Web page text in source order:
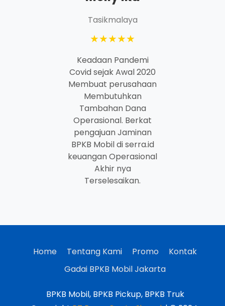
Tasikmalaya
★★★★★
Keadaan Pandemi
Covid sejak Awal 2020
Membuat perusahaan
Membutuhkan
Tambahan Dana
Operasional. Berkat
pengajuan Jaminan
BPKB Mobil di serra.id
keuangan Operasional
Akhir nya
Terselesaikan.
Home Tentang Kami Promo
Kontak
Gadai BPKB Mobil Jakarta
BPKB Mobil, BPKB Pickup, BPKB Truk